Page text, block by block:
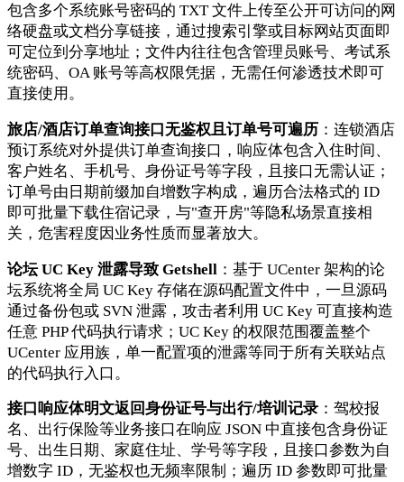
包含多个系统账号密码的 TXT 文件上传至公开可访问的网
络硬盘或文档分享链接，通过搜索引擎或目标网站页面即
可定位到分享地址；文件内往往包含管理员账号、考试系
统密码、OA 账号等高权限凭据，无需任何渗透技术即可
直接使用。
旅店/酒店订单查询接口无鉴权且订单号可遍历 ：连锁酒店
预订系统对外提供订单查询接口，响应体包含入住时间、
客户姓名、手机号、身份证号等字段，且接口无需认证；
订单号由日期前缀加自增数字构成，遍历合法格式的 ID
即可批量下载住宿记录，与"查开房"等隐私场景直接相
关，危害程度因业务性质而显著放大。
论坛 UC Key 泄露导致 Getshell ：基于 UCenter 架构的论
坛系统将全局 UC Key 存储在源码配置文件中，一旦源码
通过备份包或 SVN 泄露，攻击者利用 UC Key 可直接构造
任意 PHP 代码执行请求；UC Key 的权限范围覆盖整个
UCenter 应用族，单一配置项的泄露等同于所有关联站点
的代码执行入口。
接口响应体明文返回身份证号与出行/培训记录 ：驾校报
名、出行保险等业务接口在响应 JSON 中直接包含身份证
号、出生日期、家庭住址、学号等字段，且接口参数为自
增数字 ID，无鉴权也无频率限制；遍历 ID 参数即可批量